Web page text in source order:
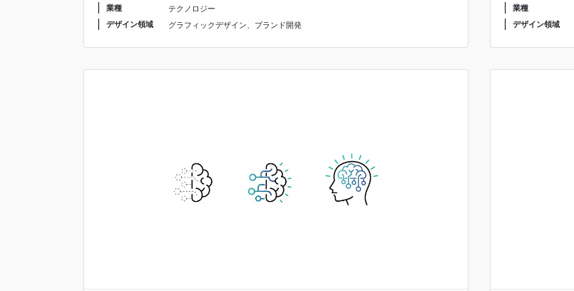
業種
テクノロジー
デザイン領域
グラフィックデザイン、 ブランド開発
業種
デザイン領域